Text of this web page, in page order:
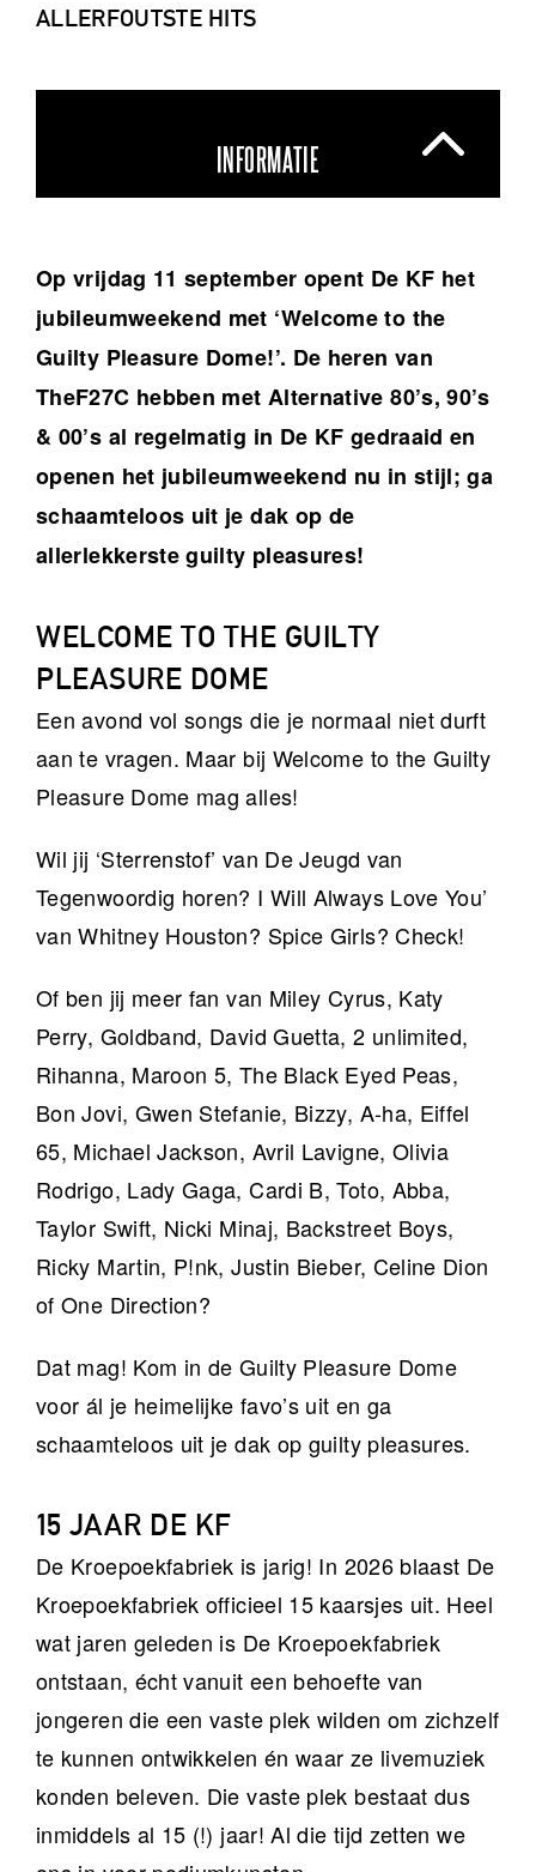
ALLERFOUTSTE HITS
INFORMATIE
Op vrijdag 11 september opent De KF het
jubileumweekend met ‘Welcome to the
Guilty Pleasure Dome!’. De heren van
TheF27C hebben met Alternative 80’s, 90’s
& 00’s al regelmatig in De KF gedraaid en
openen het jubileumweekend nu in stijl; ga
schaamteloos uit je dak op de
allerlekkerste guilty pleasures!
WELCOME TO THE GUILTY
PLEASURE DOME
Een avond vol songs die je normaal niet durft
aan te vragen. Maar bij Welcome to the Guilty
Pleasure Dome mag alles!
Wil jij ‘Sterrenstof’ van De Jeugd van
Tegenwoordig horen? I Will Always Love You’
van Whitney Houston? Spice Girls? Check!
Of ben jij meer fan van Miley Cyrus, Katy
Perry, Goldband, David Guetta, 2 unlimited,
Rihanna, Maroon 5, The Black Eyed Peas,
Bon Jovi, Gwen Stefanie, Bizzy, A-ha, Eiffel
65, Michael Jackson, Avril Lavigne, Olivia
Rodrigo, Lady Gaga, Cardi B, Toto, Abba,
Taylor Swift, Nicki Minaj, Backstreet Boys,
Ricky Martin, P!nk, Justin Bieber, Celine Dion
of One Direction?
Dat mag! Kom in de Guilty Pleasure Dome
voor ál je heimelijke favo’s uit en ga
schaamteloos uit je dak op guilty pleasures.
15 JAAR DE KF
De Kroepoekfabriek is jarig! In 2026 blaast De
Kroepoekfabriek officieel 15 kaarsjes uit. Heel
wat jaren geleden is De Kroepoekfabriek
ontstaan, écht vanuit een behoefte van
jongeren die een vaste plek wilden om zichzelf
te kunnen ontwikkelen én waar ze livemuziek
konden beleven. Die vaste plek bestaat dus
inmiddels al 15 (!) jaar! Al die tijd zetten we